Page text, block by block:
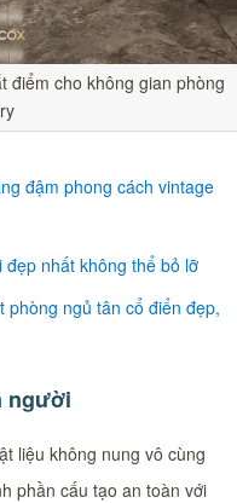
điểm cho không gian phòng
đậm phong cách vintage
nhất không thể bỏ lỡ
phòng ngủ tân cổ điển đẹp,
người
liệu không nung vô cùng
phần cấu tạo an toàn với